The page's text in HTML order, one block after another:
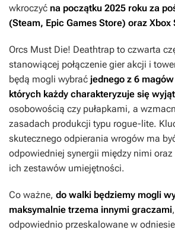
wkroczyć na początku 2025 roku za
(Steam, Epic Games Store) oraz Xbox
Orcs Must Die! Deathtrap to czwarta
stanowiącej połączenie gier akcji i
będą mogli wybrać jednego z 6
których każdy charakteryzuje się
osobowością czy pułapkami, a
zasadach produkcji typu rogue-lite.
skutecznego odpierania wrogów ma
odpowiedniej synergii między nimi
ich zestawów umiejętności.
Co ważne, do walki będziemy mogli
maksymalnie trzema innymi graczami
odpowiednio przeskalowane w